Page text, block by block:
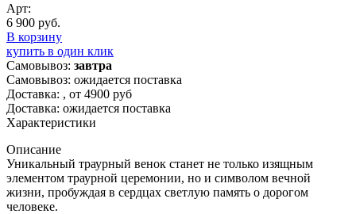
Арт:
6 900 руб.
В корзину
купить в один клик
Самовывоз: завтра
Самовывоз: ожидается поставка
Доставка: , от 4900 руб
Доставка: ожидается поставка
Характеристики
Описание
Уникальный траурный венок станет не только изящным
элементом траурной церемонии, но и символом вечной
жизни, пробуждая в сердцах светлую память о дорогом
человеке.